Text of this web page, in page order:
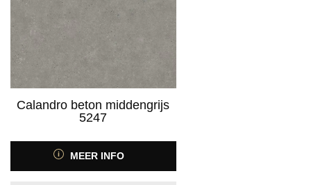
Calandro beton middengrijs
5247
MEER INFO